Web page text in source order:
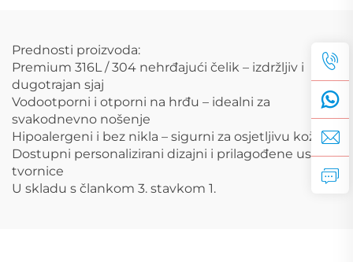
Prednosti proizvoda:
Premium 316L / 304 nehrđajući čelik – izdržljiv i
dugotrajan sjaj
Vodootporni i otporni na hrđu – idealni za
svakodnevno nošenje
Hipoalergeni i bez nikla – sigurni za osjetljivu kožu
Dostupni personalizirani dizajni i prilagođene usluge
tvornice
U skladu s člankom 3. stavkom 1.